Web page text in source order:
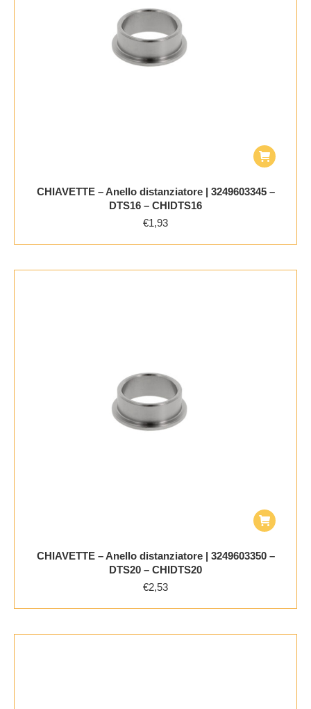
CHIAVETTE – Anello distanziatore | 3249603345 –
DTS16 – CHIDTS16
€1,93
CHIAVETTE – Anello distanziatore | 3249603350 –
DTS20 – CHIDTS20
€2,53